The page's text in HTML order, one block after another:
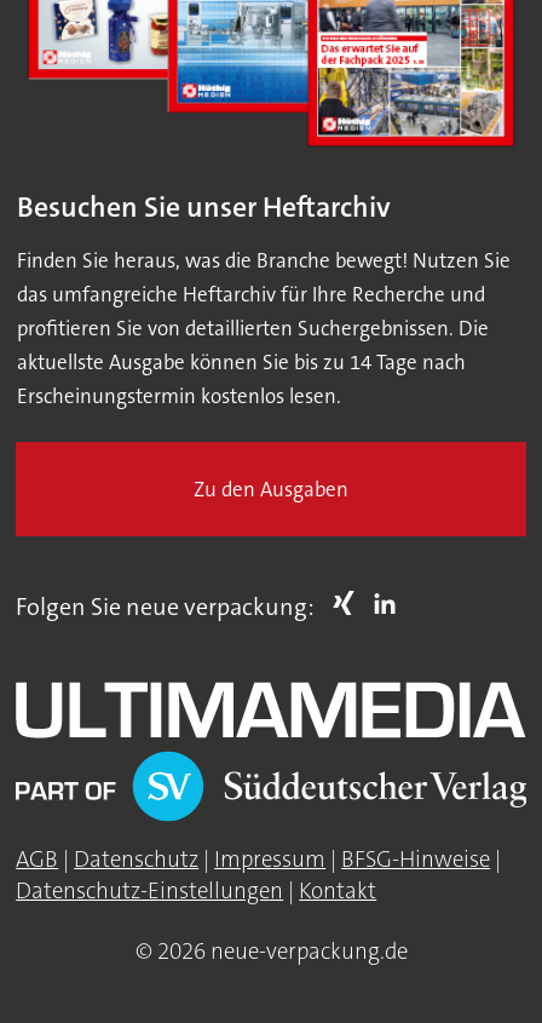
Besuchen Sie unser Heftarchiv
Finden Sie heraus, was die Branche bewegt! Nutzen Sie
das umfangreiche Heftarchiv für Ihre Recherche und
profitieren Sie von detaillierten Suchergebnissen. Die
aktuellste Ausgabe können Sie bis zu 14 Tage nach
Erscheinungstermin kostenlos lesen.
Zu den Ausgaben
Folgen Sie neue verpackung:
AGB | Datenschutz | Impressum | BFSG-Hinweise |
Datenschutz-Einstellungen | Kontakt
© 2026 neue-verpackung.de